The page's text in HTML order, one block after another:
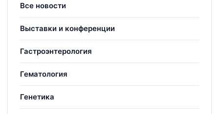
Все новости
Выставки и конференции
Гастроэнтерология
Гематология
Генетика